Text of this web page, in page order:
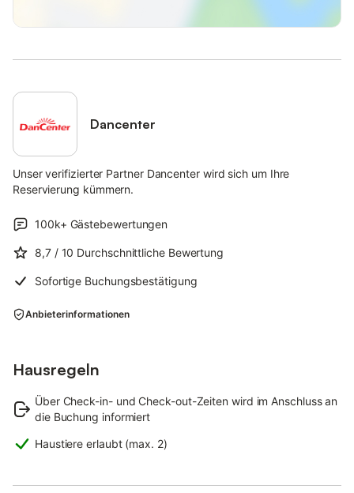
Dancenter
Unser verifizierter Partner Dancenter wird sich um Ihre
Reservierung kümmern.
100k+ Gästebewertungen
8,7 / 10 Durchschnittliche Bewertung
Sofortige Buchungsbestätigung
Anbieterinformationen
Hausregeln
Über Check-in- und Check-out-Zeiten wird im Anschluss an
die Buchung informiert
Haustiere erlaubt (max. 2)